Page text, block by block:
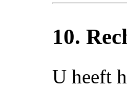
10.
U heeft